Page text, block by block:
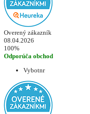
Overený zákazník
08.04.2026
100%
Odporúča obchod
Vybotnr